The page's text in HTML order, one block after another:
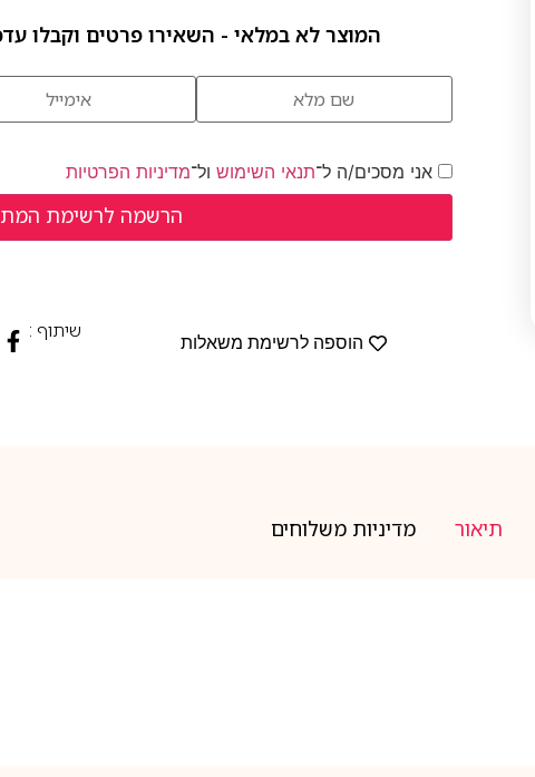
המוצר לא במלאי - השאירו פרטים וקבלו
אני מסכים/ה ל־תנאי השימוש ול־מדיניות הפרטיות
הוספה לרשימת משאלות
שיתוף :
תיאור מדיניות משלוחים